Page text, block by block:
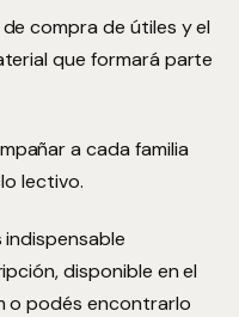
compra de útiles y el
que formará parte
a cada familia
lectivo.
disponible en el
o podés encontrarlo